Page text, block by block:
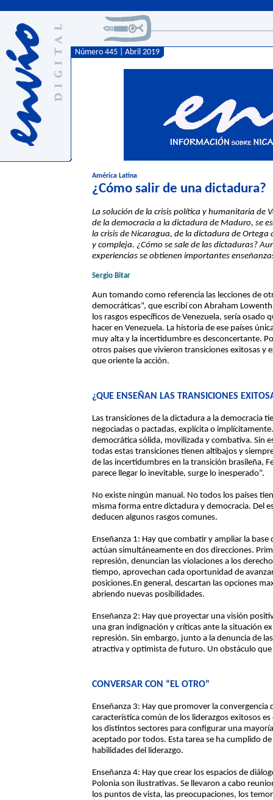
Número 445 | Abril 2019
América Latina
¿Cómo salir de una dictadura?
La solución de la crisis política y humanitaria de
de la democracia a la dictadura de Maduro, se
la crisis de Nicaragua, de la dictadura de
y compleja. ¿Cómo se sale de las dictaduras?
experiencias se obtienen importantes
Sergio Bitar
Aun tomando como referencia las lecciones de
democráticas”, que escribí con Abraham
los rasgos específicos de Venezuela, sería
hacer en Venezuela. La historia de ese países
muy alta y la incertidumbre es desconcertante.
otros países que vivieron transiciones exitosas y
que oriente la acción.
¿QUE ENSEÑAN LAS TRANSICIONES
Las transiciones de la dictadura a la democracia
negociadas o pactadas, explícita o
democrática sólida, movilizada y combativa. Sin
todas estas transiciones tienen altibajos y
de las incertidumbres en la transición brasileña,
parece llegar lo inevitable, surge lo inesperado”.
No existe ningún manual. No todos los países
misma forma entre dictadura y democracia. Del
deducen algunos rasgos comunes.
Enseñanza 1: Hay que combatir y ampliar la
actúan simultáneamente en dos direcciones.
represión, denuncian las violaciones a los
tiempo, aprovechan cada oportunidad de
posiciones.En general, descartan las opciones
abriendo nuevas posibilidades.
Enseñanza 2: Hay que proyectar una visión
una gran indignación y críticas ante la situación
represión. Sin embargo, junto a la denuncia de
atractiva y optimista de futuro. Un obstáculo que
CONVERSAR CON “EL OTRO”
Enseñanza 3: Hay que promover la
característica común de los liderazgos exitosos
los distintos sectores para configurar una
aceptado por todos. Esta tarea se ha cumplido
habilidades del liderazgo.
Enseñanza 4: Hay que crear los espacios de
Polonia son ilustrativas. Se llevaron a cabo
los puntos de vista, las preocupaciones, los